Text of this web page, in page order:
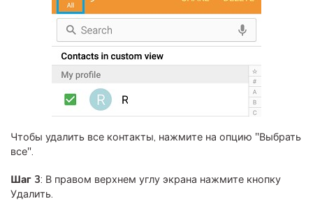
Чтобы удалить все контакты, нажмите на опцию "Выбрать
все".
Шаг 3: В правом верхнем углу экрана нажмите кнопку
Удалить.